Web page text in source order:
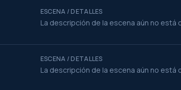
ESCENA / DETALLES
La descripción de la escena aún no está
ESCENA / DETALLES
La descripción de la escena aún no está